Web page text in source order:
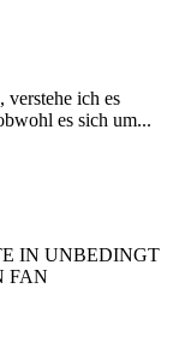
verstehe ich es
es sich um...
IN UNBEDINGT
FAN